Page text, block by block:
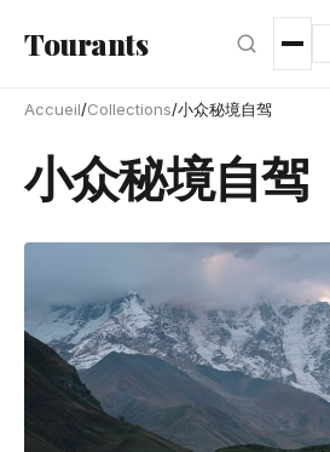
Tourants
Accueil/Collections/小众秘境自驾
小众秘境自驾